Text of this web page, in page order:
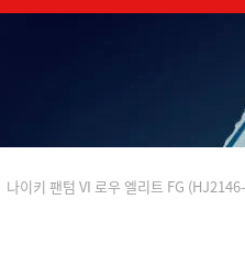
이키 팬텀 VI 로우 엘리트 FG